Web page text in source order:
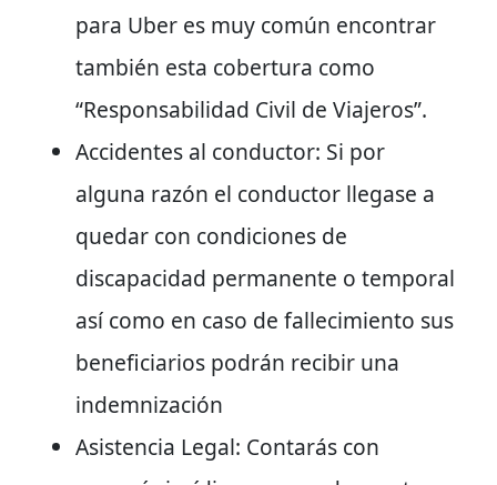
para Uber es muy común encontrar
también esta cobertura como
“Responsabilidad Civil de Viajeros”.
Accidentes al conductor: Si por
alguna razón el conductor llegase a
quedar con condiciones de
discapacidad permanente o temporal
así como en caso de fallecimiento sus
beneficiarios podrán recibir una
indemnización
Asistencia Legal: Contarás con